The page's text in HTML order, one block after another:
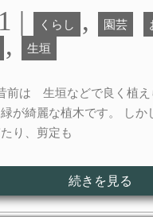
| くらし , 園芸
, 生垣
前は 生垣などで良く植え
が綺麗な植木です。 し
り、剪定も
続きを見る